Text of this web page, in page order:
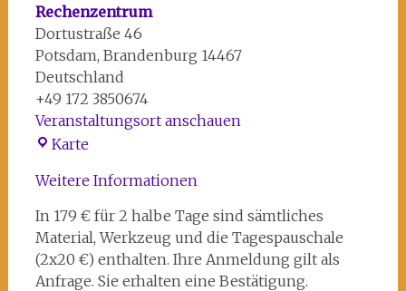
Rechenzentrum
Dortustraße 46
Potsdam, Brandenburg 14467
Deutschland
+49 172 3850674
Veranstaltungsort anschauen
KarteAtelier
im
Kunst-
und
Kreativhaus
Rechenzentrum
Weitere Informationen
In 179 € für 2 halbe Tage sind sämtliches
Material, Werkzeug und die Tagespauschale
(2x20 €) enthalten. Ihre Anmeldung gilt als
Anfrage. Sie erhalten eine Bestätigung.